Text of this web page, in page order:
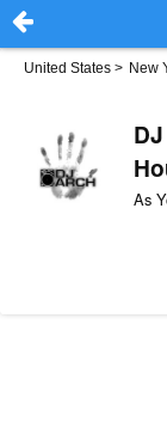
United States > New
As